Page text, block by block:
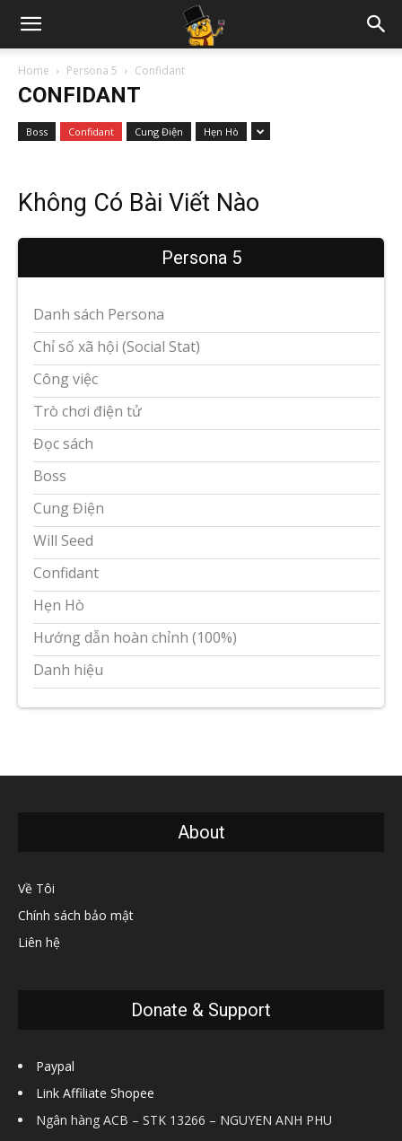
Home Persona 5 Confidant
CONFIDANT
Boss Confidant Cung Điện Hẹn Hò
Không Có Bài Viết Nào
Persona 5
Danh sách Persona
Chỉ số xã hội (Social Stat)
Công việc
Trò chơi điện tử
Đọc sách
Boss
Cung Điện
Will Seed
Confidant
Hẹn Hò
Hướng dẫn hoàn chỉnh (100%)
Danh hiệu
About
Về Tôi
Chính sách bảo mật
Liên hệ
Donate & Support
Paypal
Link Affiliate Shopee
Ngân hàng ACB – STK 13266 – NGUYEN ANH PHU